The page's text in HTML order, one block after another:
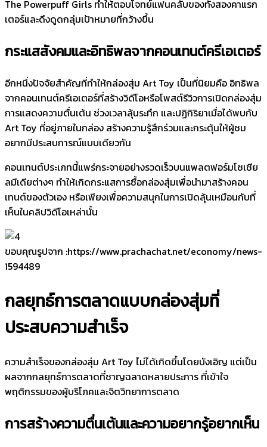
The Powerpuff Girls ทำให้ตอบโจทย์แฟนคลับของทั้งสองคาแรก
เตอร์และดึงดูดกลุ่มเป้าหมายที่กว้างขึ้น
กระแสสังคมและอิทธิพลจากคอนเทนต์ครีเอเตอร์
อีกหนึ่งปัจจัยสำคัญที่ทำให้กล่องสุ่ม Art Toy เป็นที่นิยมคือ อิทธิพล
จากคอนเทนต์ครีเอเตอร์ที่สร้างวิดีโอหรือโพสต์รีวิวการเปิดกล่องสุ่ม
การแสดงความตื่นเต้น ช่วงเวลาลุ้นระทึก และปฏิกิริยาเมื่อได้พบกับ
Art Toy ที่อยู่ภายในกล่อง สร้างความรู้สึกร่วมและกระตุ้นให้ผู้ชม
อยากมีประสบการณ์แบบเดียวกัน
คอนเทนต์ประเภทนี้แพร่กระจายอย่างรวดเร็วบนแพลตฟอร์มโซเชีย
ลมีเดียต่างๆ ทำให้เกิดกระแสการซื้อกล่องสุ่มเพื่อนำมาสร้างคอน
เทนต์ของตัวเอง หรือเพียงเพื่อความสนุกในการเปิดลุ้นเหมือนกับที่
เห็นในคลิปวิดีโอเหล่านั้น
ขอบคุณรูปจาก :https://www.prachachat.net/economy/news-
1594489
กลยุทธ์การตลาดแบบกล่องสุ่มที่
ประสบความสำเร็จ
ความสำเร็จของกล่องสุ่ม Art Toy ไม่ได้เกิดขึ้นโดยบังเอิญ แต่เป็น
ผลจากกลยุทธ์การตลาดที่ชาญฉลาดหลายประการ ที่เข้าใจ
พฤติกรรมของผู้บริโภคและจิตวิทยาการตลาด
การสร้างความตื่นเต้นและความอยากรู้อยากเห็น